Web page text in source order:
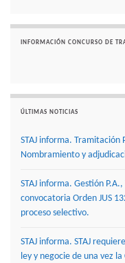
INFORMACIÓN CONCURSO DE
ÚLTIMAS NOTICIAS
STAJ informa.
Nombramiento y
STAJ informa. Gestión
convocatoria Orden JUS
proceso selectivo.
STAJ informa. STAJ
ley y negocie de una vez